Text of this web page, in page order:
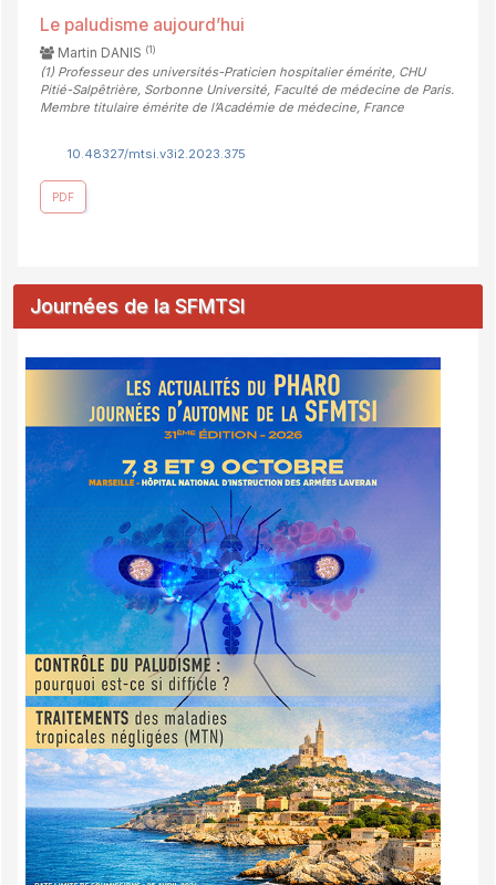
Le paludisme aujourd’hui
Martin DANIS (1)
(1) Professeur des universités-Praticien hospitalier émérite, CHU
Pitié-Salpêtrière, Sorbonne Université, Faculté de médecine de Paris.
Membre titulaire émérite de l’Académie de médecine, France
10.48327/mtsi.v3i2.2023.375
PDF
Journées de la SFMTSI